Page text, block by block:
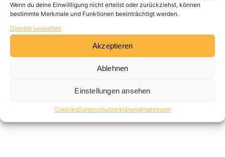
Wenn du deine Einwillligung nicht erteilst oder zurückziehst, können
bestimmte Merkmale und Funktionen beeinträchtigt werden.
Dienste verwalten
Akzeptieren
Ablehnen
Einstellungen ansehen
CookiesDatenschutzerklärungImpressum